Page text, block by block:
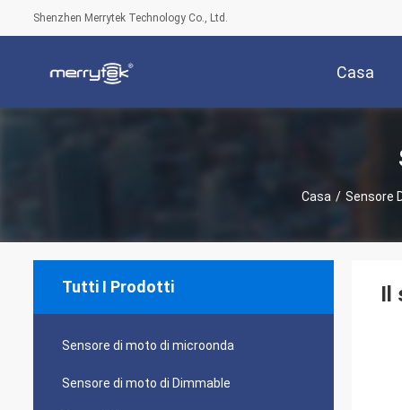
Shenzhen Merrytek Technology Co., Ltd.
Casa
Casa / Sensore
Tutti I Prodotti
Sensore di moto di microonda
Sensore di moto di Dimmable
Il